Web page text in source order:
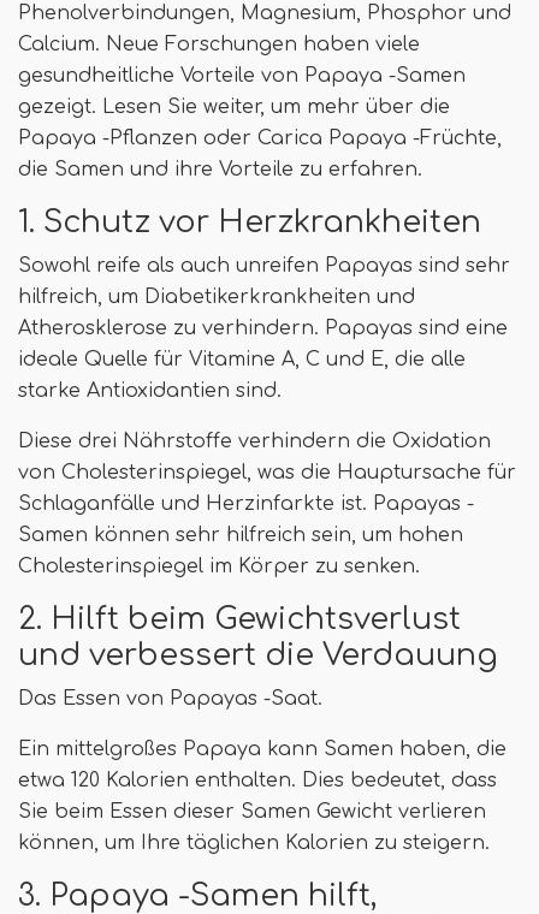
Phenolverbindungen, Magnesium, Phosphor und
Calcium. Neue Forschungen haben viele
gesundheitliche Vorteile von Papaya -Samen
gezeigt. Lesen Sie weiter, um mehr über die
Papaya -Pflanzen oder Carica Papaya -Früchte,
die Samen und ihre Vorteile zu erfahren.
1. Schutz vor Herzkrankheiten
Sowohl reife als auch unreifen Papayas sind sehr
hilfreich, um Diabetikerkrankheiten und
Atherosklerose zu verhindern. Papayas sind eine
ideale Quelle für Vitamine A, C und E, die alle
starke Antioxidantien sind.
Diese drei Nährstoffe verhindern die Oxidation
von Cholesterinspiegel, was die Hauptursache für
Schlaganfälle und Herzinfarkte ist. Papayas -
Samen können sehr hilfreich sein, um hohen
Cholesterinspiegel im Körper zu senken.
2. Hilft beim Gewichtsverlust
und verbessert die Verdauung
Das Essen von Papayas -Saat.
Ein mittelgroßes Papaya kann Samen haben, die
etwa 120 Kalorien enthalten. Dies bedeutet, dass
Sie beim Essen dieser Samen Gewicht verlieren
können, um Ihre täglichen Kalorien zu steigern.
3. Papaya -Samen hilft,